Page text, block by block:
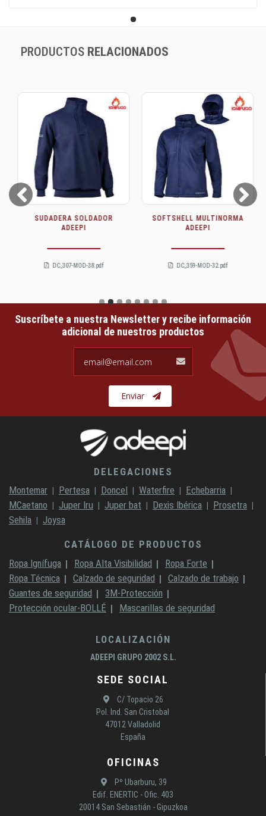
PRODUCTOS RELACIONADOS
Prev
SUDADERA SOLDADOR
ADEEPI
DC_307-MOD-38.pdf
SOFTSHELL MULTINORMA
ADEEPI
DC_359-MOD-32.pdf
Next
Suscríbete a nuestra Newsletter y recibe información
adicional de nuestros productos
Enviar
DELEGACIONES
Montemar
Pertesa Doncel Waterfire
Echebarria
MCaetano
Juper Iru Juper bat Dexis Ibérica
Prosetra
Sehila
Joysa
CATÁLOGO DE PRODUCTOS
Ropa Ignífuga
Ropa Alta Visibilidad
Ropa Forte
Ropa Técnica
Calzado de seguridad
Calzado de trabajo
Guantes de seguridad
3M-Protección
Protección ocular-BOLLÉ
Mascarillas de seguridad
LOCALIZACIÓN
ADEEPI GRUPO 2002 S.L.
SEDE SOCIAL
C/ Topacio 26
Pol. Ind. San Cristobal
47012 Valladolid
España
OFICINAS
Pº Ubarburu, 39
Edif. ENERTIC - Ofic. 403
20014 San Sebastián - Gipuzkoa